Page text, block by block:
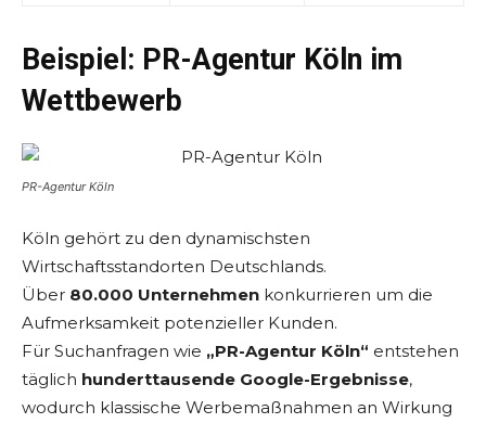
Beispiel: PR-Agentur Köln im
Wettbewerb
PR-Agentur Köln
Köln gehört zu den dynamischsten
Wirtschaftsstandorten Deutschlands.
Über 80.000 Unternehmen konkurrieren um die
Aufmerksamkeit potenzieller Kunden.
Für Suchanfragen wie „PR-Agentur Köln“ entstehen
täglich hunderttausende Google-Ergebnisse,
wodurch klassische Werbemaßnahmen an Wirkung